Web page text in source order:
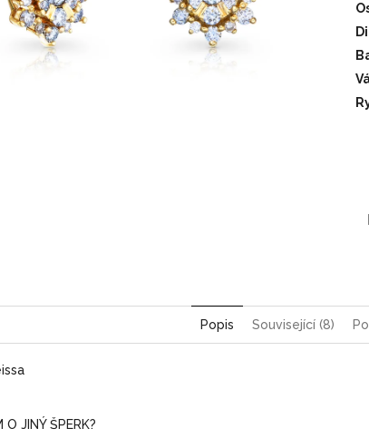
Popis Související (8)
O JINÝ ŠPERK?